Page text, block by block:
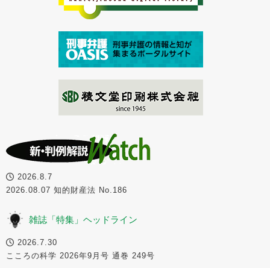
2026.8.7
2026.08.07 知的財産法 No.186
雑誌「特集」ヘッドライン
2026.7.30
こころの科学 2026年9月号 通巻 249号